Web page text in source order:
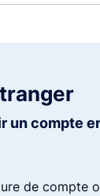
un compte
de compte